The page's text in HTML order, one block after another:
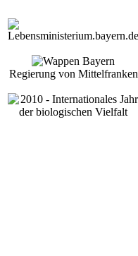
Regierung von Mittelfranken